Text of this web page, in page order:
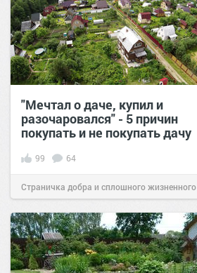
"Мечтал о даче, купил и
разочаровался" - 5 причин
покупать и не покупать дачу
99 64
Страничка добра и сплошного жизненного
позитива!10:0104 мар 2020